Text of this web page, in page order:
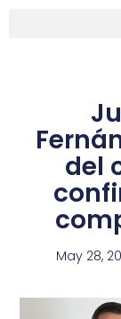
del
May 28,